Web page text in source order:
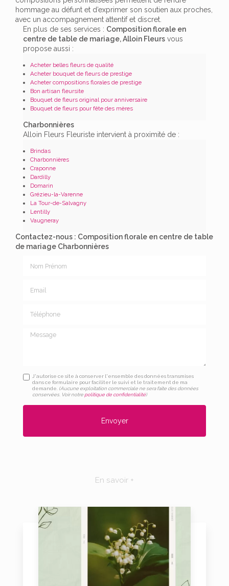
hommage au défunt et d’exprimer son soutien aux proches,
avec un accompagnement attentif et discret.
En plus de ses services : Composition florale en
centre de table de mariage, Alloin Fleurs vous
propose aussi :
Acheter belles fleurs de qualité
Acheter bouquet de fleurs de prestige
Acheter compositions florales de prestige
Bon artisan fleursite
Bouquet de fleurs original pour anniversaire
Bouquet de fleurs pour fête des mères
Charbonnières
Alloin Fleurs Fleuriste intervient à proximité de :
Brindas
Charbonnières
Craponne
Dardilly
Domarin
Grézieu-la-Varenne
La Tour-de-Salvagny
Lentilly
Vaugneray
Contactez-nous : Composition florale en centre de table
de mariage Charbonnières
Message
J'autorise ce site à conserver l'ensemble des données transmises
dans ce formulaire pour faciliter le suivi et le traitement de ma
demande. (Aucune exploitation commerciale ne sera faite des données
conservées. Voir notre politique de confidentialité)
En savoir +